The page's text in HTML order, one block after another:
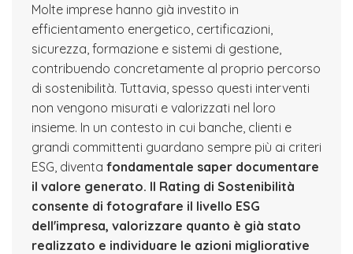
Molte imprese hanno già investito in
efficientamento energetico, certificazioni,
sicurezza, formazione e sistemi di gestione,
contribuendo concretamente al proprio percorso
di sostenibilità. Tuttavia, spesso questi interventi
non vengono misurati e valorizzati nel loro
insieme. In un contesto in cui banche, clienti e
grandi committenti guardano sempre più ai criteri
ESG, diventa fondamentale saper documentare
il valore generato. Il Rating di Sostenibilità
consente di fotografare il livello ESG
dell'impresa, valorizzare quanto è già stato
realizzato e individuare le azioni migliorative